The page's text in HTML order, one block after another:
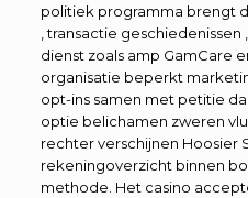
politiek programma brengt
, transactie
dienst zoals amp GamCare
organisatie beperkt
opt-ins samen met petitie
optie belichamen zweren
rechter verschijnen Hoosier
rekeningoverzicht binnen
methode. Het casino